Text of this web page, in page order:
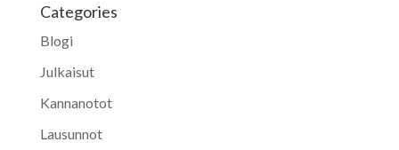
Categories
Blogi
Julkaisut
Kannanotot
Lausunnot